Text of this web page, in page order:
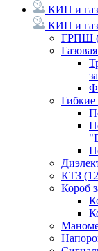
КИП и
КИП и
ГРПШ
Гибкие
КТЗ
Короб